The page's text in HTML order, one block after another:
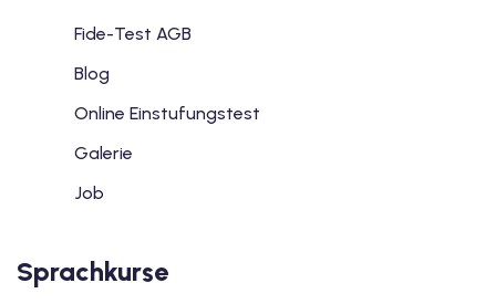
Fide-Test AGB
Blog
Online Einstufungstest
Galerie
Job
Sprachkurse